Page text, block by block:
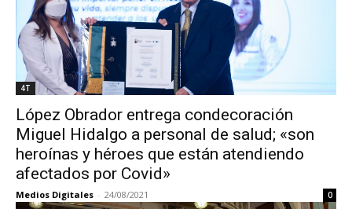
4T
López Obrador entrega condecoración
Miguel Hidalgo a personal de salud; «son
heroínas y héroes que están atendiendo
afectados por Covid»
Medios Digitales - 24/08/2021 0